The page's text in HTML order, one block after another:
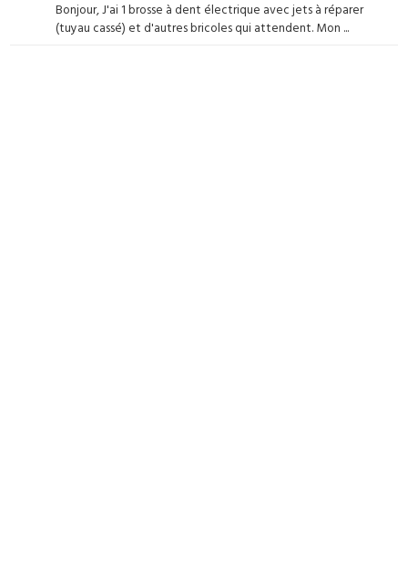
Bonjour, J'ai 1 brosse à dent électrique avec jets à réparer
(tuyau cassé) et d'autres bricoles qui attendent. Mon ...